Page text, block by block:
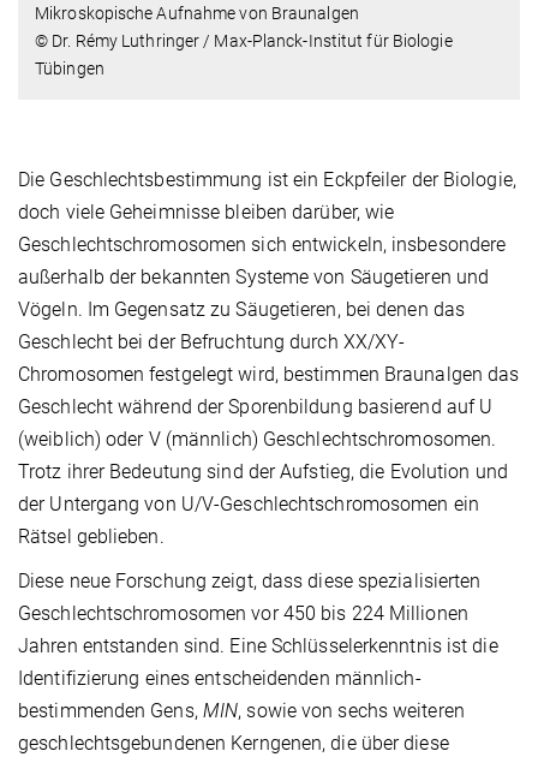
Mikroskopische Aufnahme von Braunalgen
© Dr. Rémy Luthringer / Max-Planck-Institut für Biologie
Tübingen
Die Geschlechtsbestimmung ist ein Eckpfeiler der Biologie,
doch viele Geheimnisse bleiben darüber, wie
Geschlechtschromosomen sich entwickeln, insbesondere
außerhalb der bekannten Systeme von Säugetieren und
Vögeln. Im Gegensatz zu Säugetieren, bei denen das
Geschlecht bei der Befruchtung durch XX/XY-
Chromosomen festgelegt wird, bestimmen Braunalgen das
Geschlecht während der Sporenbildung basierend auf U
(weiblich) oder V (männlich) Geschlechtschromosomen.
Trotz ihrer Bedeutung sind der Aufstieg, die Evolution und
der Untergang von U/V-Geschlechtschromosomen ein
Rätsel geblieben.
Diese neue Forschung zeigt, dass diese spezialisierten
Geschlechtschromosomen vor 450 bis 224 Millionen
Jahren entstanden sind. Eine Schlüsselerkenntnis ist die
Identifizierung eines entscheidenden männlich-
bestimmenden Gens, MIN, sowie von sechs weiteren
geschlechtsgebundenen Kerngenen, die über diese